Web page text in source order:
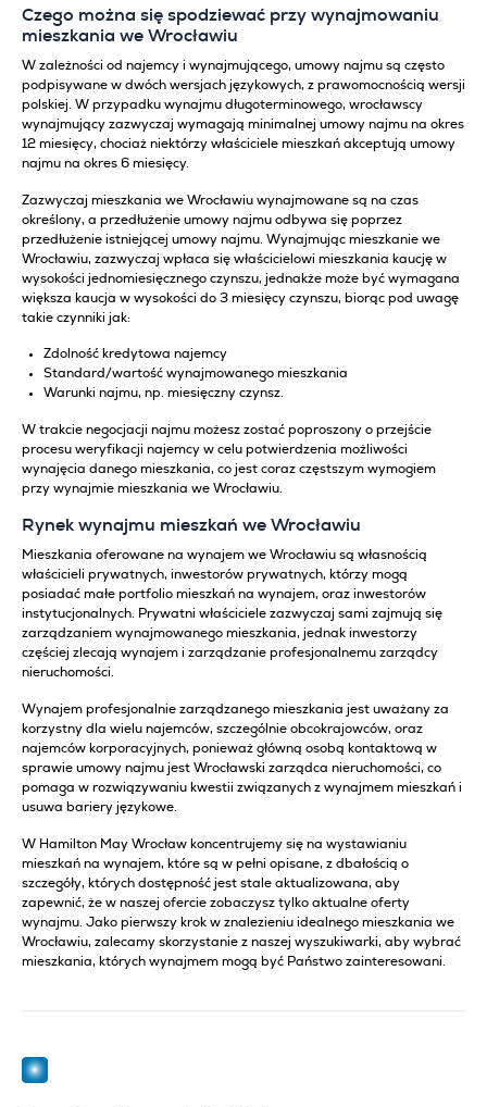
Czego można się spodziewać przy wynajmowaniu
mieszkania we Wrocławiu
W zależności od najemcy i wynajmującego, umowy najmu są często
podpisywane w dwóch wersjach językowych, z prawomocnością wersji
polskiej. W przypadku wynajmu długoterminowego, wrocławscy
wynajmujący zazwyczaj wymagają minimalnej umowy najmu na okres
12 miesięcy, chociaż niektórzy właściciele mieszkań akceptują umowy
najmu na okres 6 miesięcy.
Zazwyczaj mieszkania we Wrocławiu wynajmowane są na czas
określony, a przedłużenie umowy najmu odbywa się poprzez
przedłużenie istniejącej umowy najmu. Wynajmując mieszkanie we
Wrocławiu, zazwyczaj wpłaca się właścicielowi mieszkania kaucję w
wysokości jednomiesięcznego czynszu, jednakże może być wymagana
większa kaucja w wysokości do 3 miesięcy czynszu, biorąc pod uwagę
takie czynniki jak:
Zdolność kredytowa najemcy
Standard/wartość wynajmowanego mieszkania
Warunki najmu, np. miesięczny czynsz.
W trakcie negocjacji najmu możesz zostać poproszony o przejście
procesu weryfikacji najemcy w celu potwierdzenia możliwości
wynajęcia danego mieszkania, co jest coraz częstszym wymogiem
przy wynajmie mieszkania we Wrocławiu.
Rynek wynajmu mieszkań we Wrocławiu
Mieszkania oferowane na wynajem we Wrocławiu są własnością
właścicieli prywatnych, inwestorów prywatnych, którzy mogą
posiadać małe portfolio mieszkań na wynajem, oraz inwestorów
instytucjonalnych. Prywatni właściciele zazwyczaj sami zajmują się
zarządzaniem wynajmowanego mieszkania, jednak inwestorzy
częściej zlecają wynajem i zarządzanie profesjonalnemu zarządcy
nieruchomości.
Wynajem profesjonalnie zarządzanego mieszkania jest uważany za
korzystny dla wielu najemców, szczególnie obcokrajowców, oraz
najemców korporacyjnych, ponieważ główną osobą kontaktową w
sprawie umowy najmu jest Wrocławski zarządca nieruchomości, co
pomaga w rozwiązywaniu kwestii związanych z wynajmem mieszkań i
usuwa bariery językowe.
W Hamilton May Wrocław koncentrujemy się na wystawianiu
mieszkań na wynajem, które są w pełni opisane, z dbałością o
szczegóły, których dostępność jest stale aktualizowana, aby
zapewnić, że w naszej ofercie zobaczysz tylko aktualne oferty
wynajmu. Jako pierwszy krok w znalezieniu idealnego mieszkania we
Wrocławiu, zalecamy skorzystanie z naszej wyszukiwarki, aby wybrać
mieszkania, których wynajmem mogą być Państwo zainteresowani.